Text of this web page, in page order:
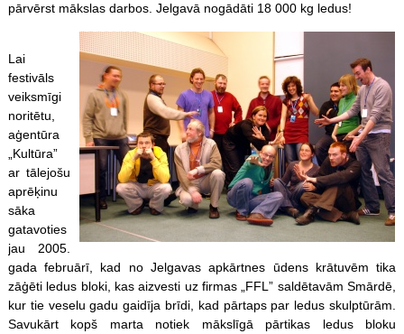
pārvērst mākslas darbos. Jelgavā nogādāti 18 000 kg ledus!
Lai
festivāls
veiksmīgi
noritētu,
aģentūra
„Kultūra”
ar tālejošu
aprēķinu
sāka
gatavoties
jau 2005.
gada februārī, kad no Jelgavas apkārtnes ūdens krātuvēm tika
zāģēti ledus bloki, kas aizvesti uz firmas „FFL” saldētavām Smārdē,
kur tie veselu gadu gaidīja brīdi, kad pārtaps par ledus skulptūrām.
Savukārt kopš marta notiek mākslīgā pārtikas ledus bloku